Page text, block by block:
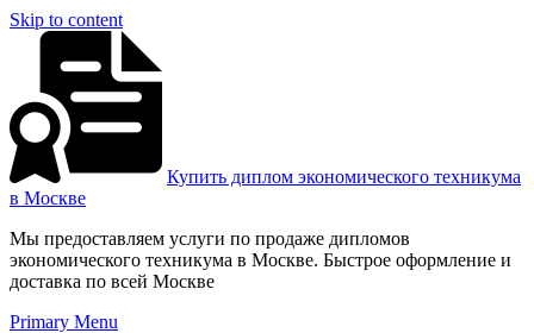
Skip to content
Купить диплом экономического техникума
в Москве
Мы предоставляем услуги по продаже дипломов
экономического техникума в Москве. Быстрое оформление и
доставка по всей Москве
Primary Menu